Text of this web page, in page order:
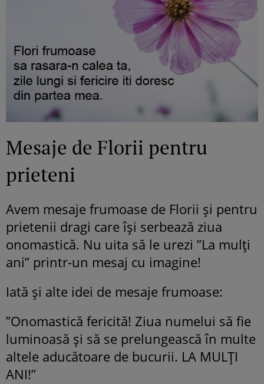
Mesaje de Florii pentru
prieteni
Avem mesaje frumoase de Florii și pentru
prietenii dragi care își serbează ziua
onomastică. Nu uita să le urezi ”La mulți
ani” printr-un mesaj cu imagine!
Iată și alte idei de mesaje frumoase:
”Onomastică fericită! Ziua numelui să fie
luminoasă și să se prelungească în multe
altele aducătoare de bucurii. LA MULȚI
ANI!”